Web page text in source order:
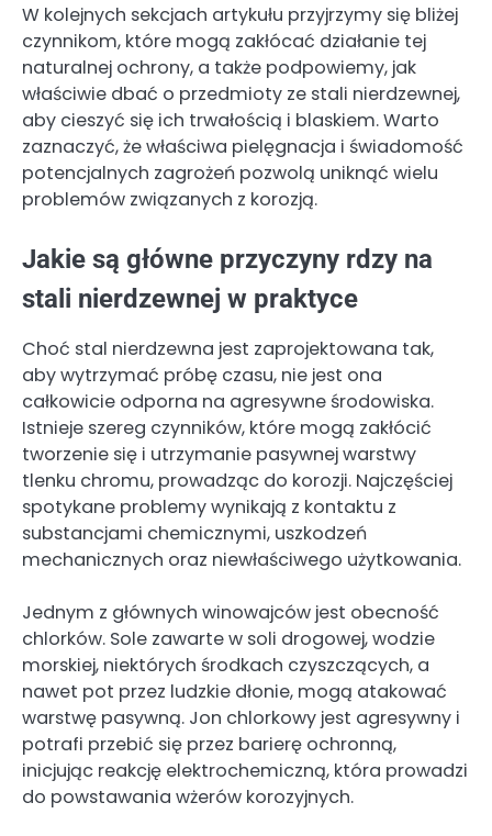
W kolejnych sekcjach artykułu przyjrzymy się bliżej
czynnikom, które mogą zakłócać działanie tej
naturalnej ochrony, a także podpowiemy, jak
właściwie dbać o przedmioty ze stali nierdzewnej,
aby cieszyć się ich trwałością i blaskiem. Warto
zaznaczyć, że właściwa pielęgnacja i świadomość
potencjalnych zagrożeń pozwolą uniknąć wielu
problemów związanych z korozją.
Jakie są główne przyczyny rdzy na
stali nierdzewnej w praktyce
Choć stal nierdzewna jest zaprojektowana tak,
aby wytrzymać próbę czasu, nie jest ona
całkowicie odporna na agresywne środowiska.
Istnieje szereg czynników, które mogą zakłócić
tworzenie się i utrzymanie pasywnej warstwy
tlenku chromu, prowadząc do korozji. Najczęściej
spotykane problemy wynikają z kontaktu z
substancjami chemicznymi, uszkodzeń
mechanicznych oraz niewłaściwego użytkowania.
Jednym z głównych winowajców jest obecność
chlorków. Sole zawarte w soli drogowej, wodzie
morskiej, niektórych środkach czyszczących, a
nawet pot przez ludzkie dłonie, mogą atakować
warstwę pasywną. Jon chlorkowy jest agresywny i
potrafi przebić się przez barierę ochronną,
inicjując reakcję elektrochemiczną, która prowadzi
do powstawania wżerów korozyjnych.